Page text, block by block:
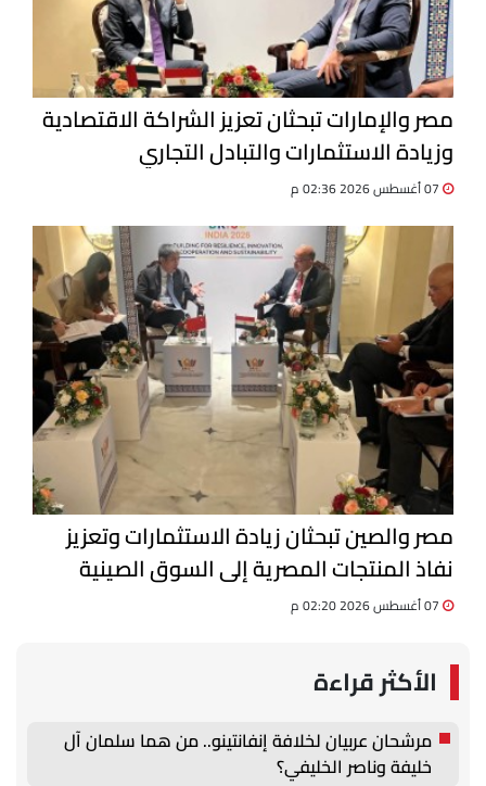
مصر والإمارات تبحثان تعزيز الشراكة الاقتصادية
وزيادة الاستثمارات والتبادل التجاري
مصر والصين تبحثان زيادة الاستثمارات وتعزيز
نفاذ المنتجات المصرية إلى السوق الصينية
الأكثر قراءة
مرشحان عربيان لخلافة إنفانتينو.. من هما سلمان آل
خليفة وناصر الخليفي؟